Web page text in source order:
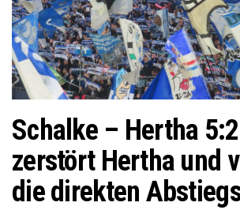
Schalke – Hertha
zerstört Hertha und
die direkten